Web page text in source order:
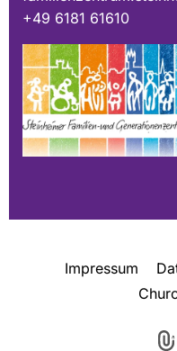
+49 6181 61610
Impressum